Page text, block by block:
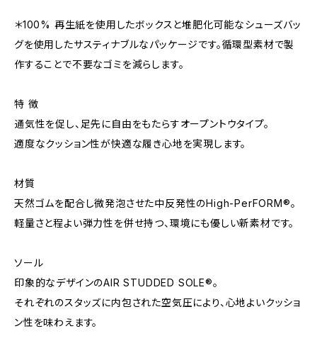
＊100% 再生紙を使用したボックスと堆肥化可能なシューズバッ
グを使用したサスティナブルなパッケージです。循環型素材で製
作することで不要なゴミを減らします。
特 徴
通気性を促し、足先に自由をもたらすオープントウタイプ。
適度なクッション性が快適な履き心地を実現します。
材質
天然ゴムを配合し微発泡させた中反発性のHigh-PerFORM®。
軽量さと程よい弾力性を併せ持つ、環境にも優しい新素材です。
ソール
印象的なデザインのAIR STUDDED SOLE®。
それぞれのスタッズに内包された空気圧により、心地よいクッショ
ン性を味わえます。